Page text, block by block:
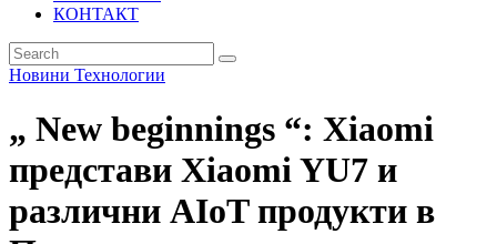
КОНТАКТ
Новини Технологии
„ New beginnings “: Xiaomi
представи Xiaomi YU7 и
различни AIoT продукти в